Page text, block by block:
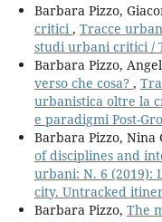
Barbara Pizzo,
critici, Tracce
studi urbani critici /
Barbara Pizzo,
verso che cosa? ,
urbanistica oltre la
e paradigmi Post-
Barbara Pizzo, Nina
of disciplines and
urbani: N. 6
city. Untracked
Barbara Pizzo, The